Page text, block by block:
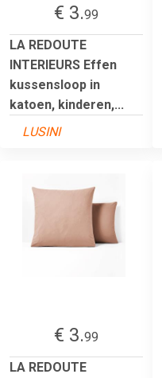
€ 3.99
LA REDOUTE
INTERIEURS Effen
kussensloop in
katoen, kinderen,...
LUSINI
€ 3.99
LA REDOUTE